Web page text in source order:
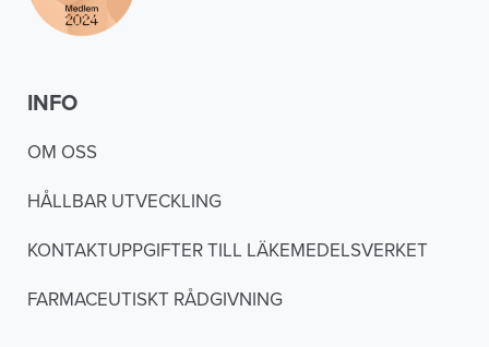
INFO
OM OSS
HÅLLBAR UTVECKLING
KONTAKTUPPGIFTER TILL LÄKEMEDELSVERKET
FARMACEUTISKT RÅDGIVNING